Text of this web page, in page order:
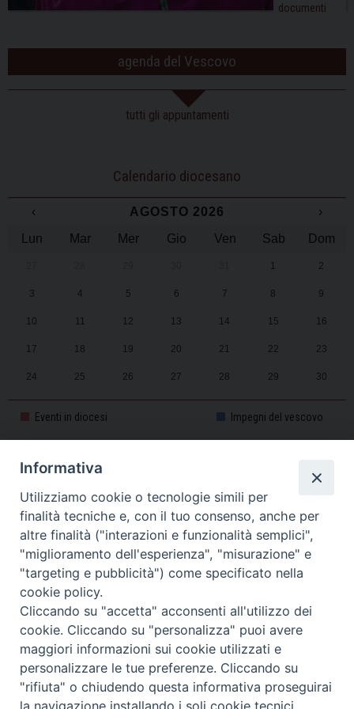
documenti
agenda del Vescovo
tutti gli appuntamenti
Calendario diocesano
‹ AGOSTO 2026
›
Lun
Mar Mer Gio Ven Sab Dom
1 2
3 4 5 6 7 8 9
10 11 12 13 14 15 16
17 18 19 20 21 22 23
24 25 26 27 28 29 30
31 1 2 3 4 5 6
Eventi in diocesi Impegni del vescovo
CALENDARIO PASTORALE 2025-2026
Piazza Duomo, 11 - 27100 Pavia - Tel. 0382.386511 - Fax
0382.386525 -servizigenerali@diocesi.pavia.it -Privacy policy
Twitter
Informativa
Utilizziamo cookie o tecnologie simili per
finalità tecniche e, con il tuo consenso, anche per
altre finalità ("interazioni e funzionalità semplici",
"miglioramento dell'esperienza", "misurazione" e
"targeting e pubblicità") come specificato nella
cookie policy.
Cliccando su "accetta" acconsenti all'utilizzo dei
cookie. Cliccando su "personalizza" puoi avere
maggiori informazioni sui cookie utilizzati e
personalizzare le tue preferenze. Cliccando su
"rifiuta" o chiudendo questa informativa proseguirai